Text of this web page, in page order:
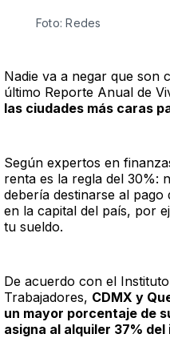
Foto: Redes
Nadie va a negar que son
último Reporte Anual de
las ciudades más caras
Según expertos en
renta es la regla del 30%:
debería destinarse al
en la capital del país, por
tu sueldo.
De acuerdo con el
Trabajadores, CDMX y
un mayor porcentaje de
asigna al alquiler 37% del